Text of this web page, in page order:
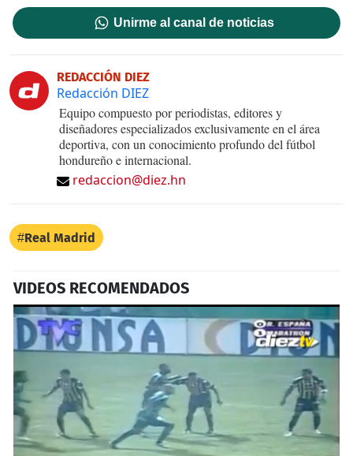
Unirme al canal de noticias
REDACCIÓN DIEZ
Redacción DIEZ
Equipo compuesto por periodistas, editores y
diseñadores especializados exclusivamente en el área
deportiva, con un conocimiento profundo del fútbol
hondureño e internacional.
redaccion@diez.hn
Real Madrid
VIDEOS RECOMENDADOS